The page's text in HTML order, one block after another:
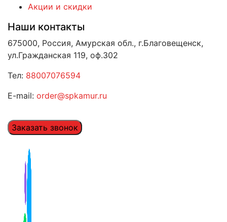
Акции и скидки
Наши контакты
675000, Россия, Амурская обл., г.Благовещенск,
ул.Гражданская 119, оф.302
Тел: 88007076594
E-mail: order@spkamur.ru
Заказать звонок